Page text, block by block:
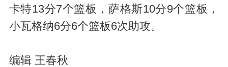
卡特13分7个篮板，萨格斯10分9个篮板，
小瓦格纳6分6个篮板6次助攻。
编辑 王春秋